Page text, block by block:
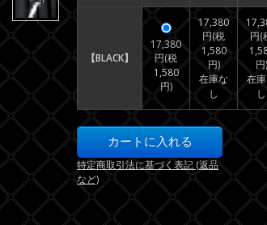
【BLACK】
17,380
円(税
1,580
円)
17,380
円(税
1,580
円)
在庫な
し
円(
円)
在
し
特定商取引法に基づく表記 (返品
など)